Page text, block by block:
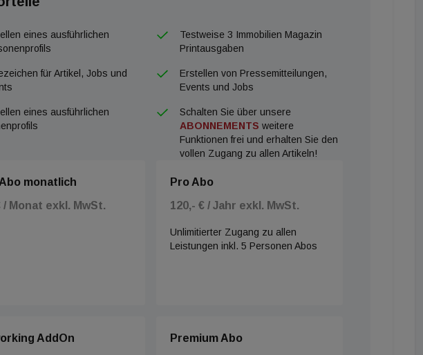
und für globale Luxusmarken sind Kohlmarkt oder Graben absolute
Das Interesse konzentriert sich nicht ausschließlich auf Wien, auch
zwar in aller Regel in Wien, aber in vielen Fällen werden weitere
wie Graz und Linz, durchaus aber auch Salzburg und Innsbruck evaluiert“,
eines ausführlichen
Testweise 3 Immobilien Magazin
Printausgaben
für Artikel, Jobs und
Erstellen von Pressemitteilungen,
Events und Jobs
eines ausführlichen
Schalten Sie über unsere
ABONNEMENTS weitere
Funktionen frei und erhalten Sie den
vollen Zugang zu allen Artikeln!
Abo monatlich
/ Monat exkl. MwSt.
Pro Abo
120,- € / Jahr exkl. MwSt.
Unlimitierter Zugang zu allen
Leistungen inkl. 5 Personen Abos
AddOn
Premium Abo